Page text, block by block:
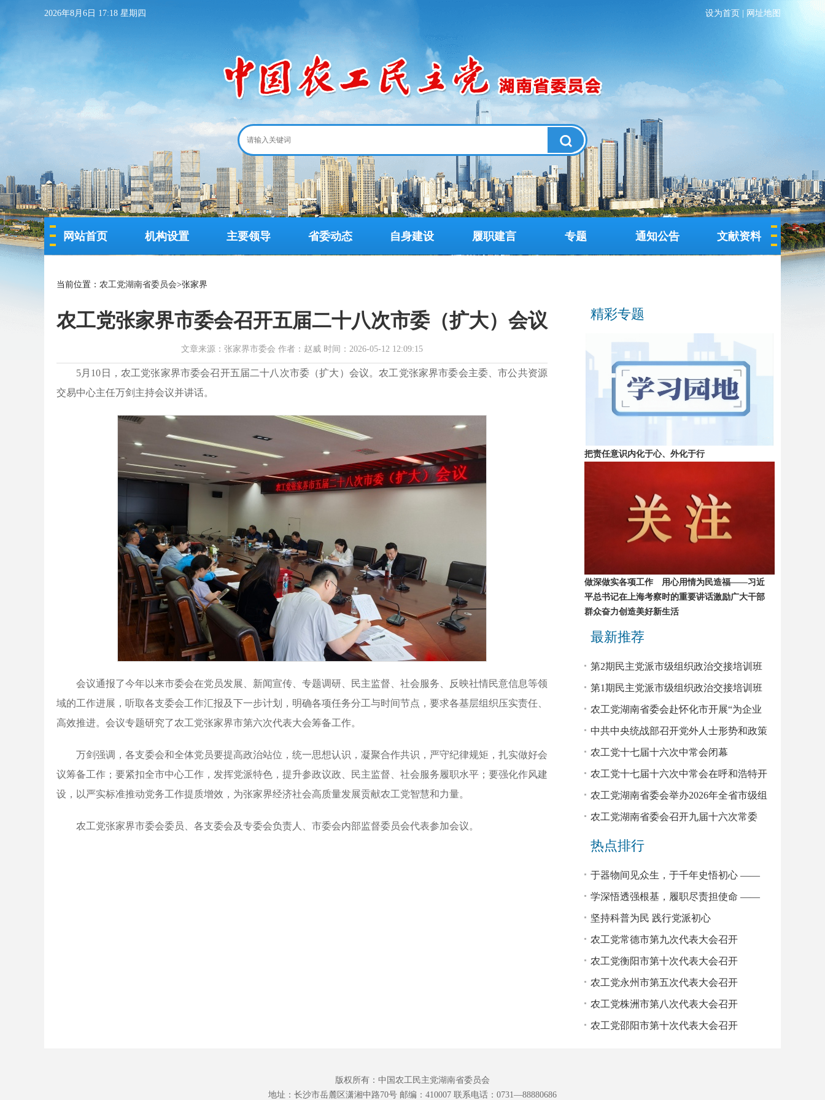
2026年8月6日 17:18 星期四 设为首页 网址地图
网站首页 机构设置 主要领导 省委动态 自身建设 履职建言 专题 通知公告 文献资料
当前位置： 农工党湖南省委员会>张家界
农工党张家界市委会召开五届二十八次市委（扩大）会议
文章来源：张家界市委会 作者：赵威 时间：2026-05-12 12:09:15
5月10日，农工党张家界市委会召开五届二十八次市委（扩大）会议。农工党张家界市委会主委、市公共资源
交易中心主任万剑主持会议并讲话。
会议通报了今年以来市委会在党员发展、新闻宣传、专题调研、民主监督、社会服务、反映社情民意信息等领
域的工作进展，听取各支委会工作汇报及下一步计划，明确各项任务分工与时间节点，要求各基层组织压实责任、
高效推进。会议专题研究了农工党张家界市第六次代表大会筹备工作。
万剑强调，各支委会和全体党员要提高政治站位，统一思想认识，凝聚合作共识，严守纪律规矩，扎实做好会
议筹备工作；要紧扣全市中心工作，发挥党派特色，提升参政议政、民主监督、社会服务履职水平；要强化作风建
设，以严实标准推动党务工作提质增效，为张家界经济社会高质量发展贡献农工党智慧和力量。
农工党张家界市委会委员、各支委会及专委会负责人、市委会内部监督委员会代表参加会议。
精彩专题
把责任意识内化于心、外化于行
做深做实各项工作 用心用情为民造福——习近
平总书记在上海考察时的重要讲话激励广大干部
群众奋力创造美好新生活
最新推荐
第2期民主党派市级组织政治交接培训班
农工党学员赴省委会机关座谈
第1期民主党派市级组织政治交接培训班
农工党学员赴省委会机关座谈
农工党湖南省委会赴怀化市开展“为企业
服务”民主监督调研
中共中央统战部召开党外人士形势和政策
报告会
农工党十七届十六次中常会闭幕
农工党十七届十六次中常会在呼和浩特开
幕
农工党湖南省委会举办2026年全省市级组
织领导班子成员培训班
农工党湖南省委会召开九届十六次常委
（扩大）会议
热点排行
于器物间见众生，于千年史悟初心 ——
读《文物里的中国人》有感
学深悟透强根基，履职尽责担使命 ——
2026年农工党中央基层组织负责人培训班
学习心得
坚持科普为民 践行党派初心
农工党常德市第九次代表大会召开
农工党衡阳市第十次代表大会召开
农工党永州市第五次代表大会召开
农工党株洲市第八次代表大会召开
农工党邵阳市第十次代表大会召开
版权所有：中国农工民主党湖南省委员会
地址：长沙市岳麓区潇湘中路70号 邮编：410007 联系电话：0731—88880686